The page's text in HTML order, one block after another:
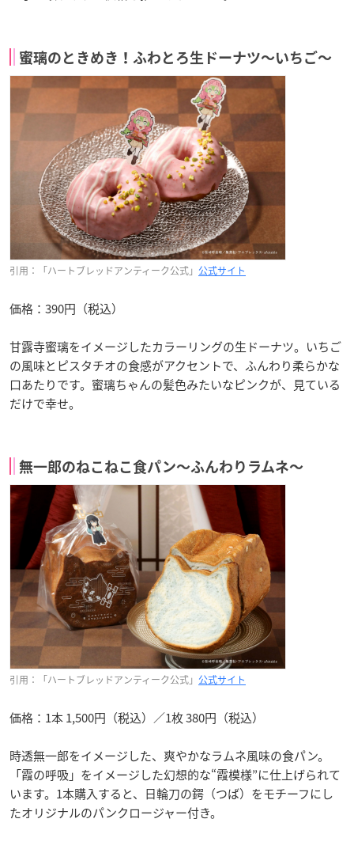
蜜璃のときめき！ふわとろ生ドーナツ〜いちご〜
引用：「ハートブレッドアンティーク公式」 公式サイト
価格：390円（税込）
甘露寺蜜璃をイメージしたカラーリングの生ドーナツ。いちご
の風味とピスタチオの食感がアクセントで、ふんわり柔らかな
口あたりです。蜜璃ちゃんの髪色みたいなピンクが、見ている
だけで幸せ。
無一郎のねこねこ食パン〜ふんわりラムネ〜
引用：「ハートブレッドアンティーク公式」 公式サイト
価格：1本 1,500円（税込）／1枚 380円（税込）
時透無一郎をイメージした、爽やかなラムネ風味の食パン。
「霞の呼吸」をイメージした幻想的な“霞模様”に仕上げられて
います。1本購入すると、日輪刀の鍔（つば）をモチーフにし
たオリジナルのパンクロージャー付き。